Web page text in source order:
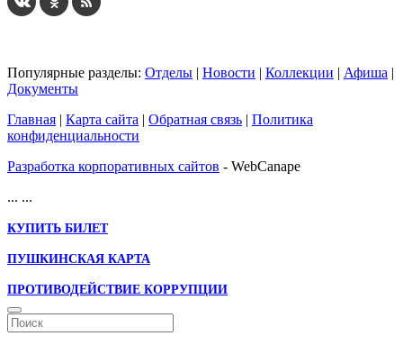
Популярные разделы: Отделы | Новости | Коллекции | Афиша |
Документы
Главная | Карта сайта | Обратная связь | Политика
конфиденциальности
Разработка корпоративных сайтов - WebCanape
... ...
КУПИТЬ БИЛЕТ
ПУШКИНСКАЯ КАРТА
ПРОТИВОДЕЙСТВИЕ КОРРУПЦИИ